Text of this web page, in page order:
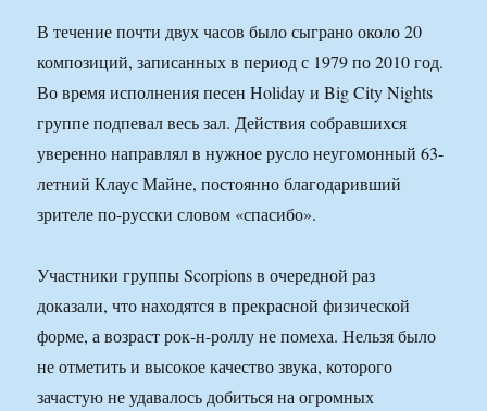
В течение почти двух часов было сыграно около 20
композиций, записанных в период с 1979 по 2010 год.
Во время исполнения песен Holiday и Big City Nights
группе подпевал весь зал. Действия собравшихся
уверенно направлял в нужное русло неугомонный 63-
летний Клаус Майне, постоянно благодаривший
зрителе по-русски словом «спасибо».
Участники группы Scorpions в очередной раз
доказали, что находятся в прекрасной физической
форме, а возраст рок-н-роллу не помеха. Нельзя было
не отметить и высокое качество звука, которого
зачастую не удавалось добиться на огромных